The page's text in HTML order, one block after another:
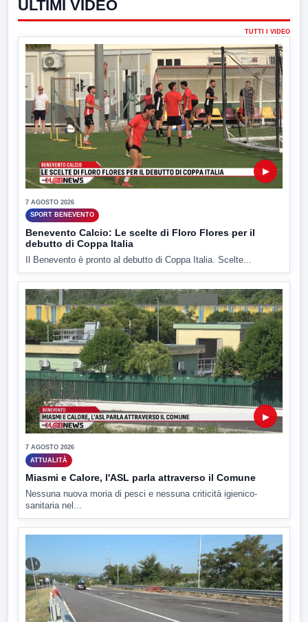
ULTIMI VIDEO
TUTTI I VIDEO
▶
7 AGOSTO 2026
SPORT BENEVENTO
Benevento Calcio: Le scelte di Floro Flores per il
debutto di Coppa Italia
Il Benevento è pronto al debutto di Coppa Italia. Scelte...
▶
7 AGOSTO 2026
ATTUALITÀ
Miasmi e Calore, l'ASL parla attraverso il Comune
Nessuna nuova moria di pesci e nessuna criticità igienico-
sanitaria nel...